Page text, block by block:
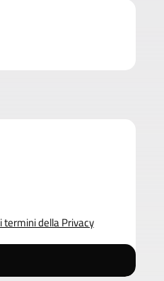
i termini della Privacy